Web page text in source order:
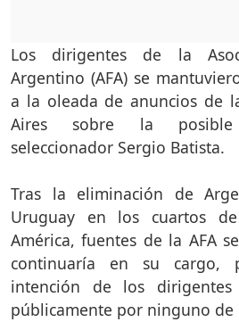
Los dirigentes de la
Argentino (AFA) se
a la oleada de anuncios de
Aires sobre la
seleccionador Sergio Batista.
Tras la eliminación de
Uruguay en los cuartos
América, fuentes de la AFA
continuaría en su cargo,
intención de los
públicamente por ninguno de